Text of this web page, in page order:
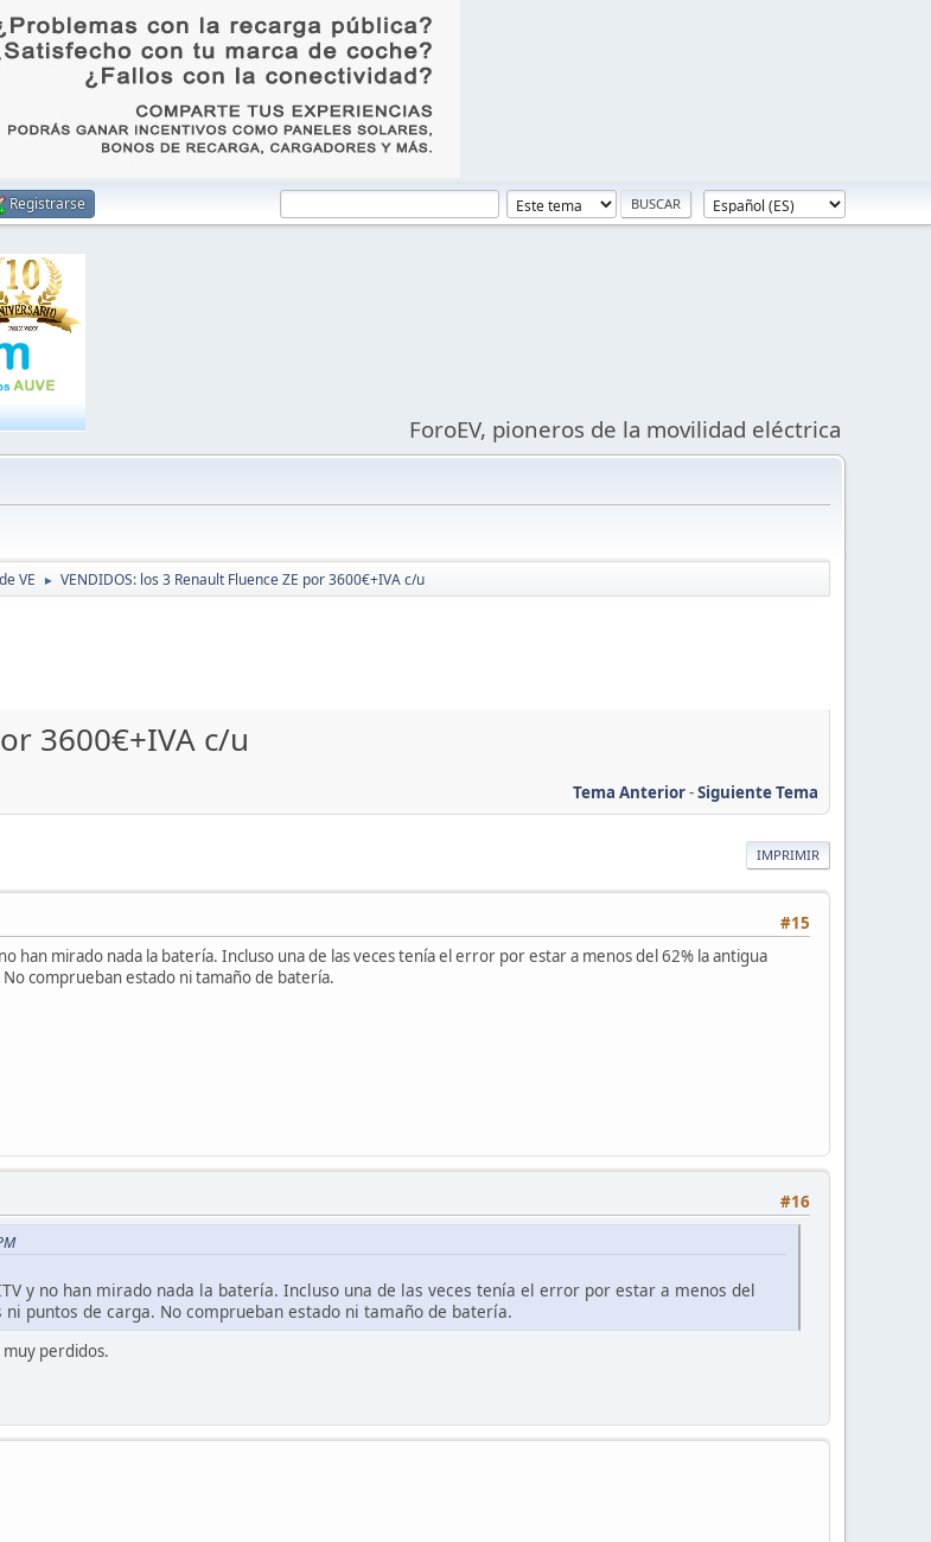
Registrarse
ForoEV, pioneros de la movilidad eléctrica
VE ► VENDIDOS: los 3 Renault Fluence ZE por 3600€+IVA c/u
3600€+IVA c/u
Tema Anterior-Siguiente Tema
IMPRIMIR
#15
han mirado nada la batería. Incluso una de las veces tenía el error por estar a menos del 62% la antigua
comprueban estado ni tamaño de batería.
#16
y no han mirado nada la batería. Incluso una de las veces tenía el error por estar a menos del
puntos de carga. No comprueban estado ni tamaño de batería.
muy perdidos.